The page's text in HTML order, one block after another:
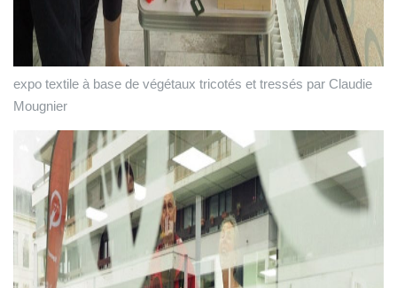
expo textile à base de végétaux tricotés et tressés par Claudie
Mougnier